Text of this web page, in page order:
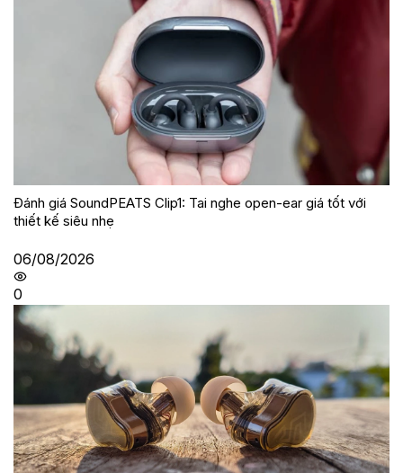
Đánh giá SoundPEATS Clip1: Tai nghe open-ear giá tốt với
thiết kế siêu nhẹ
06/08/2026
0